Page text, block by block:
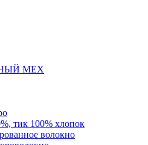
МЕХ
тик 100% хлопок
волокно